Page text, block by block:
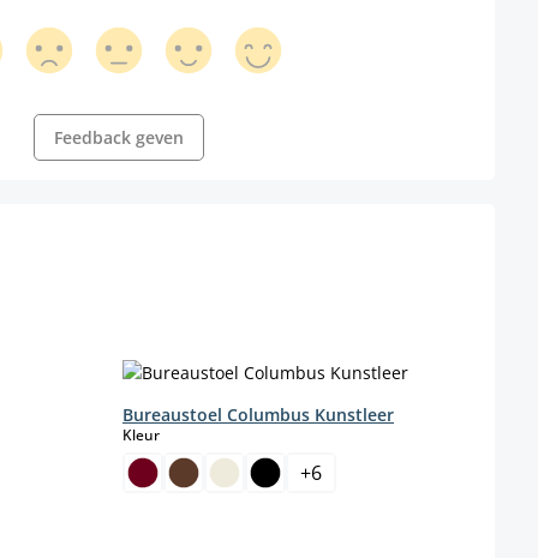
Feedback geven
Bureaustoel Columbus Kunstleer
Kleurselect
+6